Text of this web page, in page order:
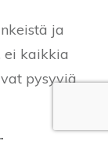
ja
ei kaikkia
pysyviä